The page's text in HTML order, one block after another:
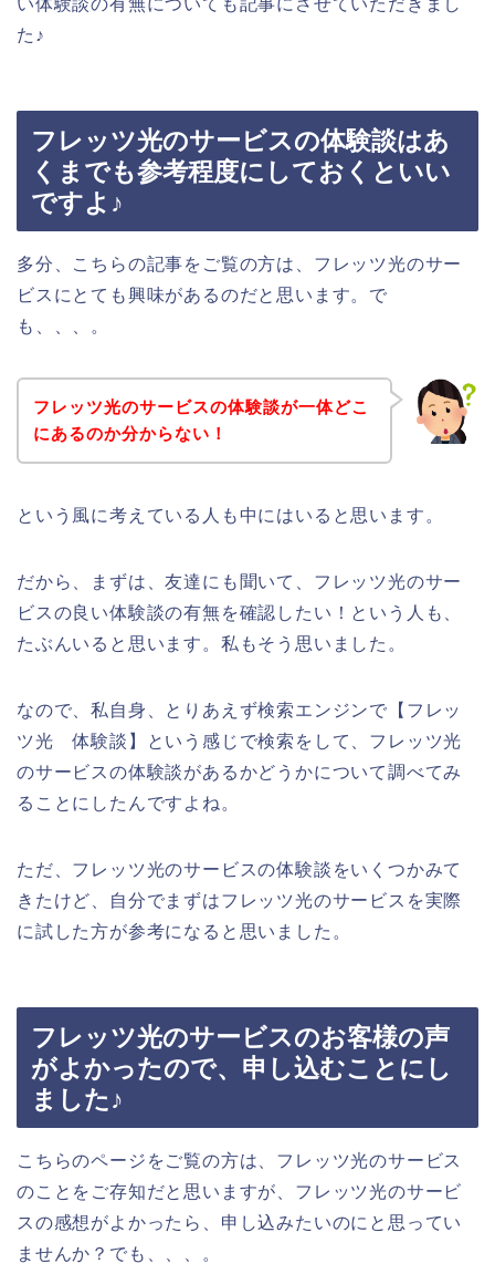
た♪
フレッツ光のサービスの体験談はあ
くまでも参考程度にしておくといい
ですよ♪
多分、こちらの記事をご覧の方は、フレッツ光のサー
ビスにとても興味があるのだと思います。で
も、、、。
フレッツ光のサービスの体験談が一体どこ
にあるのか分からない！
という風に考えている人も中にはいると思います。
だから、まずは、友達にも聞いて、フレッツ光のサー
ビスの良い体験談の有無を確認したい！という人も、
たぶんいると思います。私もそう思いました。
なので、私自身、とりあえず検索エンジンで【フレッ
ツ光 体験談】という感じで検索をして、フレッツ光
のサービスの体験談があるかどうかについて調べてみ
ることにしたんですよね。
ただ、フレッツ光のサービスの体験談をいくつかみて
きたけど、自分でまずはフレッツ光のサービスを実際
に試した方が参考になると思いました。
フレッツ光のサービスのお客様の声
がよかったので、申し込むことにし
ました♪
こちらのページをご覧の方は、フレッツ光のサービス
のことをご存知だと思いますが、フレッツ光のサービ
スの感想がよかったら、申し込みたいのにと思ってい
ませんか？でも、、、。